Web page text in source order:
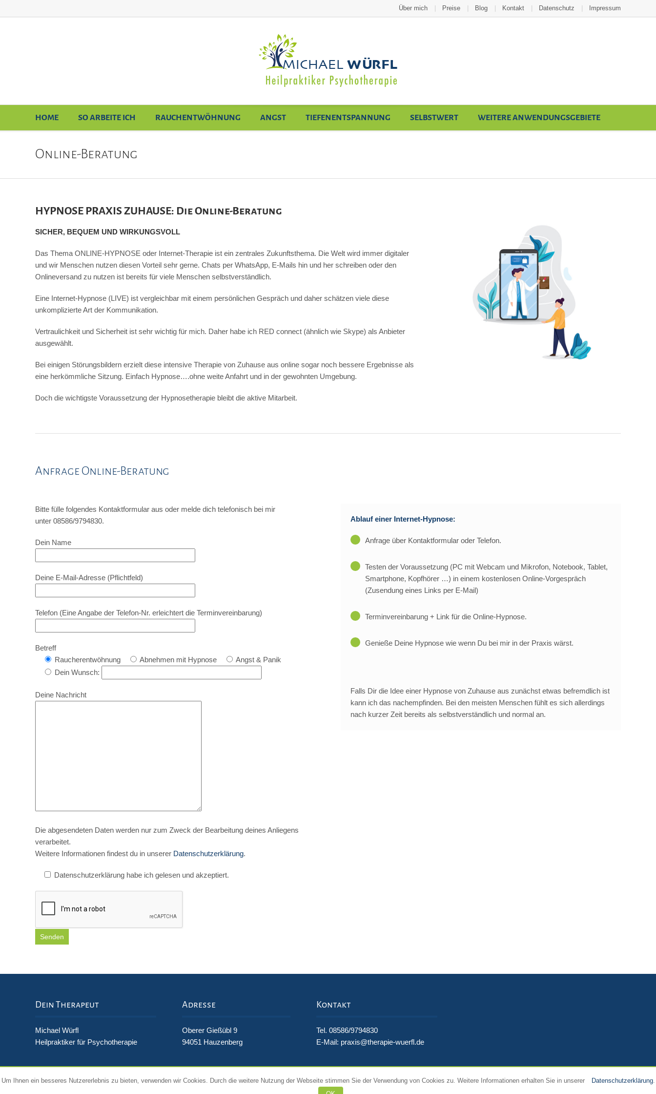
Über mich Preise Blog Kontakt Datenschutz Impressum
HOME SO ARBEITE ICH RAUCHENTWÖHNUNG ANGST TIEFENENTSPANNUNG SELBSTWERT WEITERE ANWENDUNGSGEBIETE
Online-Beratung
HYPNOSE PRAXIS ZUHAUSE: Die Online-Beratung
SICHER, BEQUEM UND WIRKUNGSVOLL
Das Thema ONLINE-HYPNOSE oder Internet-Therapie ist ein zentrales Zukunftsthema. Die Welt wird immer digitaler
und wir Menschen nutzen diesen Vorteil sehr gerne. Chats per WhatsApp, E-Mails hin und her schreiben oder den
Onlineversand zu nutzen ist bereits für viele Menschen selbstverständlich.
Eine Internet-Hypnose (LIVE) ist vergleichbar mit einem persönlichen Gespräch und daher schätzen viele diese
unkomplizierte Art der Kommunikation.
Vertraulichkeit und Sicherheit ist sehr wichtig für mich. Daher habe ich RED connect (ähnlich wie Skype) als Anbieter
ausgewählt.
Bei einigen Störungsbildern erzielt diese intensive Therapie von Zuhause aus online sogar noch bessere Ergebnisse als
eine herkömmliche Sitzung. Einfach Hypnose….ohne weite Anfahrt und in der gewohnten Umgebung.
Doch die wichtigste Voraussetzung der Hypnosetherapie bleibt die aktive Mitarbeit.
Anfrage Online-Beratung
Bitte fülle folgendes Kontaktformular aus oder melde dich telefonisch bei mir
unter 08586/9794830.
Dein Name
Deine E-Mail-Adresse (Pflichtfeld)
Telefon (Eine Angabe der Telefon-Nr. erleichtert die Terminvereinbarung)
Betreff
Raucherentwöhnung
Abnehmen mit Hypnose
Angst & Panik
Dein Wunsch:
Deine Nachricht
Die abgesendeten Daten werden nur zum Zweck der Bearbeitung deines Anliegens
verarbeitet.
Weitere Informationen findest du in unserer Datenschutzerklärung.
Datenschutzerklärung habe ich gelesen und akzeptiert.
Ablauf einer Internet-Hypnose:
Anfrage über Kontaktformular oder Telefon.
Testen der Voraussetzung (PC mit Webcam und Mikrofon, Notebook, Tablet,
Smartphone, Kopfhörer …) in einem kostenlosen Online-Vorgespräch
(Zusendung eines Links per E-Mail)
Terminvereinbarung + Link für die Online-Hypnose.
Genieße Deine Hypnose wie wenn Du bei mir in der Praxis wärst.
Falls Dir die Idee einer Hypnose von Zuhause aus zunächst etwas befremdlich ist
kann ich das nachempfinden. Bei den meisten Menschen fühlt es sich allerdings
nach kurzer Zeit bereits als selbstverständlich und normal an.
Dein Therapeut
Michael Würfl
Heilpraktiker für Psychotherapie
Adresse
Oberer Gießübl 9
94051 Hauzenberg
Kontakt
Tel. 08586/9794830
E-Mail: praxis@therapie-wuerfl.de
Um Ihnen ein besseres Nutzererlebnis zu bieten, verwenden wir Cookies. Durch die weitere Nutzung der Webseite stimmen Sie der Verwendung von Cookies zu. Weitere Informationen erhalten Sie in unserer Datenschutzerklärung.